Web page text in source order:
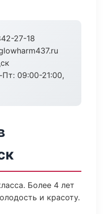
27-18
09:00-21:00,
Более 4 лет
и красоту.